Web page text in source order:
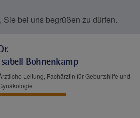
Sie bei uns begrüßen zu dürfen.
Bohnenkamp
Leitung, Fachärztin für Geburtshilfe und